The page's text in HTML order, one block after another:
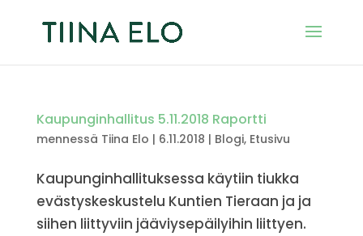
Kaupunginhallitus 5.11.2018 Raportti
mennessä Tiina Elo | 6.11.2018 | Blogi, Etusivu
Kaupunginhallituksessa käytiin tiukka
evästyskeskustelu Kuntien Tieraan ja ja
siihen liittyviin jääviysepäilyihin liittyen.